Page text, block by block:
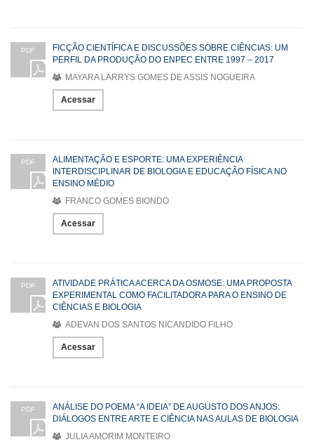
PDF
FICÇÃO CIENTÍFICA E DISCUSSÕES SOBRE CIÊNCIAS: UM
PERFIL DA PRODUÇÃO DO ENPEC ENTRE 1997 – 2017
MAYARA LARRYS GOMES DE ASSIS NOGUEIRA
Acessar
PDF
ALIMENTAÇÃO E ESPORTE: UMA EXPERIÊNCIA
INTERDISCIPLINAR DE BIOLOGIA E EDUCAÇÃO FÍSICA NO
ENSINO MÉDIO
FRANCO GOMES BIONDO
Acessar
PDF
ATIVIDADE PRÁTICA ACERCA DA OSMOSE: UMA PROPOSTA
EXPERIMENTAL COMO FACILITADORA PARA O ENSINO DE
CIÊNCIAS E BIOLOGIA
ADEVAN DOS SANTOS NICANDIDO FILHO
Acessar
PDF
ANÁLISE DO POEMA “A IDEIA” DE AUGUSTO DOS ANJOS:
DIÁLOGOS ENTRE ARTE E CIÊNCIA NAS AULAS DE BIOLOGIA
JULIA AMORIM MONTEIRO